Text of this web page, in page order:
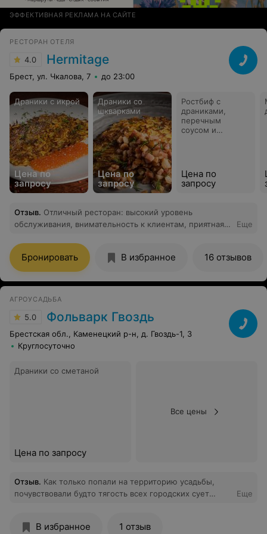
кухню. Все гости были в восторге от креветок в
беконе, и свинины с драниками и грибами, салаты и
свежее и такое вкусное!!! Теперь это кафе будет
нашим постоянным местом проведения торжеств, и
сюда мы будем обязательно приезжать с друзьями!
ЭФФЕКТИВНАЯ РЕКЛАМА НА САЙТЕ
РЕСТОРАН ОТЕЛЯ
4.0 Hermitage
Брест, ул. Чкалова, 7 до 23:00
Драники с икрой
Цена по
запросу
Драники со
шкварками
Цена по
запросу
Ростбиф с
драниками,
перечным
соусом и
Цена по
запросу
Отзыв. Отличный ресторан: высокий уровень
обслуживания, внимательность к клиентам, приятная
Еще
Бронировать В избранное 16 отзывов
АГРОУСАДЬБА
5.0 Фольварк Гвоздь
Брестская обл., Каменецкий р-н, д. Гвоздь-1, 3
Круглосуточно
Драники со сметаной
Цена по запросу
Все цены
Отзыв. Как только попали на территорию усадьбы,
почувствовали будто тягость всех городских сует
уюта этого прекрасного места.С прихожей заметно
Еще
В избранное 1 отзыв